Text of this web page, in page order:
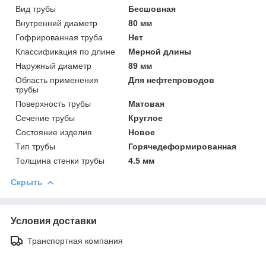
Вид трубы
Бесшовная
Внутренний диаметр
80 мм
Гофрированная труба
Нет
Классификация по длине
Мерной длины
Наружный диаметр
89 мм
Область применения
трубы
Для нефтепроводов
Поверхность трубы
Матовая
Сечение трубы
Круглое
Состояние изделия
Новое
Тип трубы
Горячедеформированная
Толщина стенки трубы
4.5 мм
Скрыть
Условия доставки
Транспортная компания